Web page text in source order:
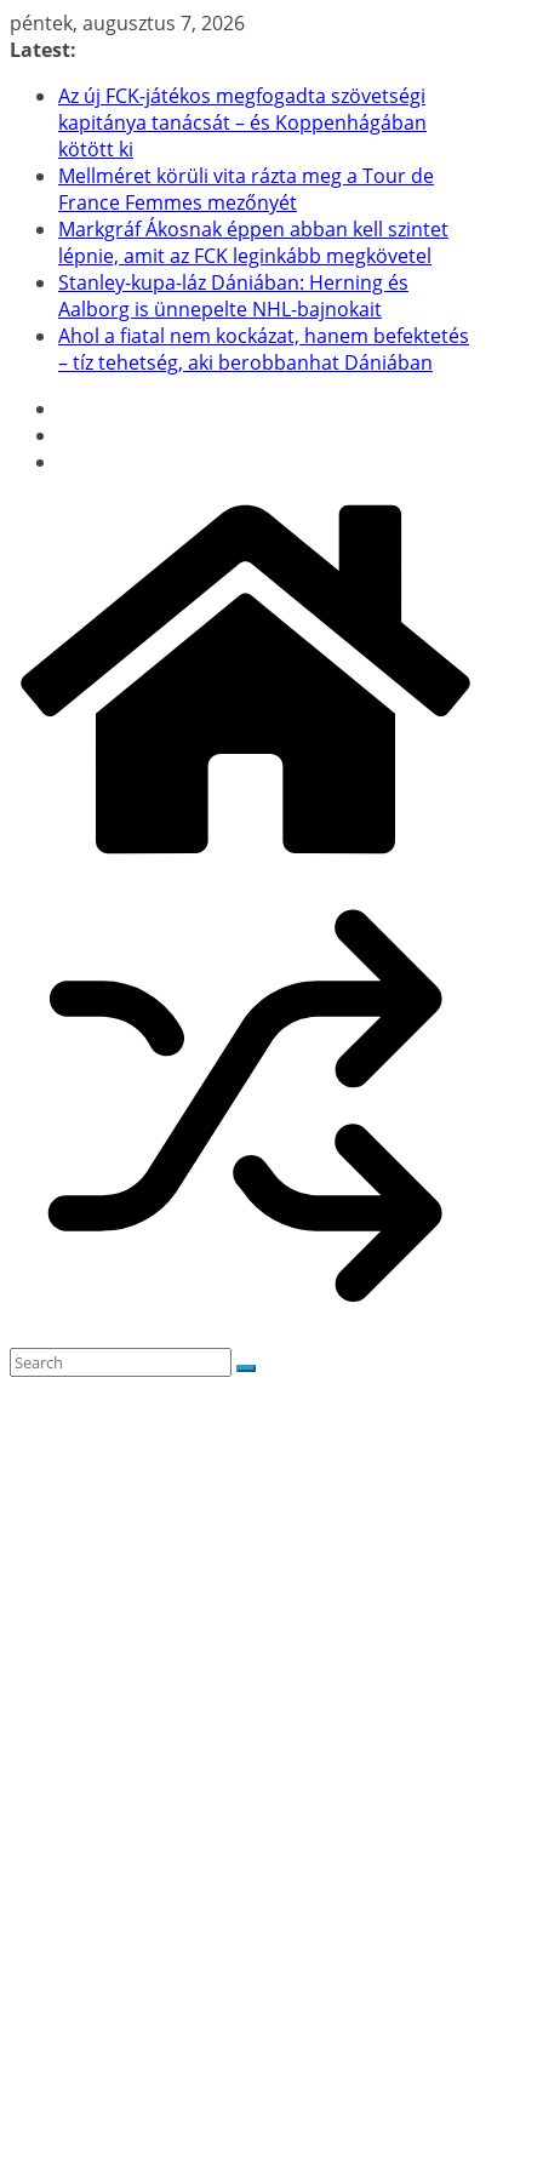
Skip
to
péntek, augusztus 7, 2026
Latest:
Az új FCK-játékos megfogadta szövetségi
kapitánya tanácsát – és Koppenhágában
kötött ki
Mellméret körüli vita rázta meg a Tour de
France Femmes mezőnyét
Markgráf Ákosnak éppen abban kell szintet
lépnie, amit az FCK leginkább megkövetel
Stanley-kupa-láz Dániában: Herning és
Aalborg is ünnepelte NHL-bajnokait
Ahol a fiatal nem kockázat, hanem befektetés
– tíz tehetség, aki berobbanhat Dániában